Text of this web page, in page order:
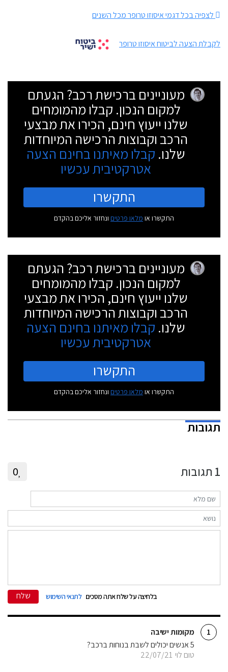
לצפיה בכל דגמי איסוזו טרופר מכל השנים
לקבלת הצעה לביטוח איסוזו טרופר
מעוניינים ברכישת רכב? הגעתם
למקום הנכון. קבלו מהמומחים
שלנו ייעוץ חינם, הכירו את מבצעי
הרכב וקבוצות הרכישה המיוחדות
שלנו. קבלו מאיתנו בחינם הצעה
אטרקטיבית עכשיו
התקשרו
התקשרו או מלאו פרטים ונחזור אליכם בהקדם
מעוניינים ברכישת רכב? הגעתם
למקום הנכון. קבלו מהמומחים
שלנו ייעוץ חינם, הכירו את מבצעי
הרכב וקבוצות הרכישה המיוחדות
שלנו. קבלו מאיתנו בחינם הצעה
אטרקטיבית עכשיו
התקשרו
התקשרו או מלאו פרטים ונחזור אליכם בהקדם
תגובות
1 תגובות 0
בלחיצה על שלח אתה מסכים לתנאי השימוש שלח
1 מקומות ישיבה
טום לוי 22/07/21
5 אנשים יכולים לשבת בנוחות ברכב?